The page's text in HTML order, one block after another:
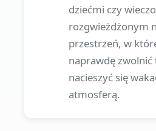
dziećmi czy
rozgwieżdżonym
przestrzeń, w
naprawdę zwolnić
nacieszyć się
atmosferą.